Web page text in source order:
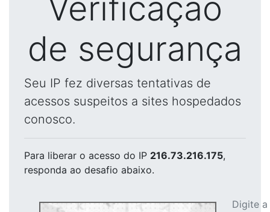
Verificação
de segurança
Seu IP fez diversas tentativas de
acessos suspeitos a sites hospedados
conosco.
Para liberar o acesso do IP 216.73.216.175,
responda ao desafio abaixo.
Digite